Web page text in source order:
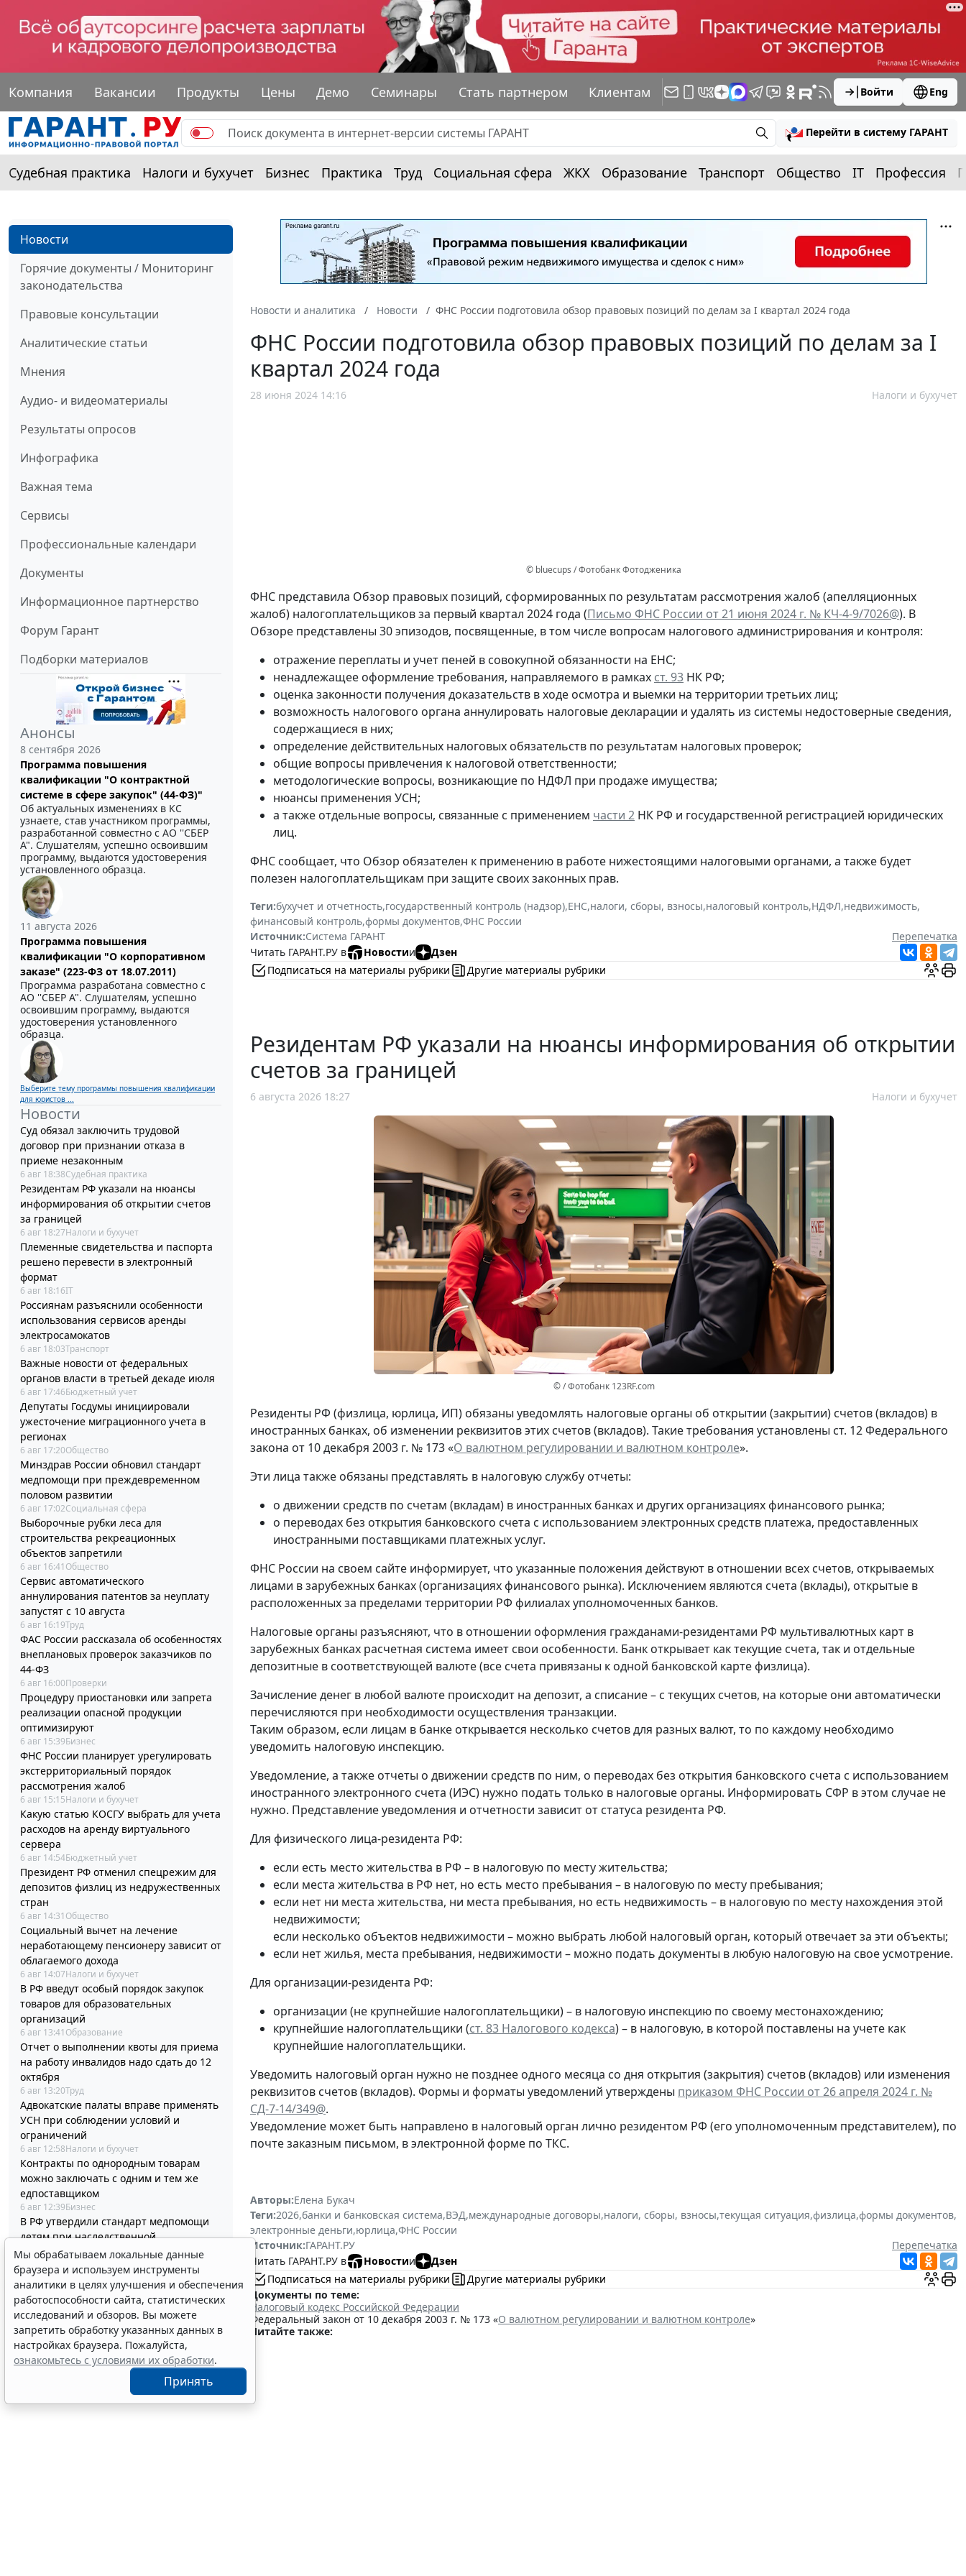
Компания Вакансии Продукты Цены Демо Семинары Стать партнером Клиентам Войти Eng
Перейти в систему ГАРАНТ
Судебная практика Налоги и бухучет Бизнес Практика Труд Социальная сфера ЖКХ Образование Транспорт Общество IT Профессия
Новости
Горячие документы / Мониторинг
законодательства
Правовые консультации
Аналитические статьи
Мнения
Аудио- и видеоматериалы
Результаты опросов
Инфографика
Важная тема
Сервисы
Профессиональные календари
Документы
Информационное партнерство
Форум Гарант
Подборки материалов
Анонсы
8 сентября 2026
Программа повышения
квалификации "О контрактной
системе в сфере закупок" (44-ФЗ)"
Об актуальных изменениях в КС
узнаете, став участником программы,
разработанной совместно с АО ''СБЕР
А". Слушателям, успешно освоившим
программу, выдаются удостоверения
установленного образца.
11 августа 2026
Программа повышения
квалификации "О корпоративном
заказе" (223-ФЗ от 18.07.2011)
Программа разработана совместно с
АО ''СБЕР А". Слушателям, успешно
освоившим программу, выдаются
удостоверения установленного
образца.
Выберите тему программы повышения квалификации
для юристов ...
Новости
Суд обязал заключить трудовой
договор при признании отказа в
приеме незаконным
6 авг 18:38Судебная практика
Резидентам РФ указали на нюансы
информирования об открытии счетов
за границей
6 авг 18:27Налоги и бухучет
Племенные свидетельства и паспорта
решено перевести в электронный
формат
6 авг 18:16IT
Россиянам разъяснили особенности
использования сервисов аренды
электросамокатов
6 авг 18:03Транспорт
Важные новости от федеральных
органов власти в третьей декаде июля
6 авг 17:46Бюджетный учет
Депутаты Госдумы инициировали
ужесточение миграционного учета в
регионах
6 авг 17:20Общество
Минздрав России обновил стандарт
медпомощи при преждевременном
половом развитии
6 авг 17:02Социальная сфера
Выборочные рубки леса для
строительства рекреационных
объектов запретили
6 авг 16:41 Общество
Сервис автоматического
аннулирования патентов за неуплату
запустят с 10 августа
6 авг 16:19Труд
ФАС России рассказала об особенностях
внеплановых проверок заказчиков по
44-ФЗ
6 авг 16:00Проверки
Процедуру приостановки или запрета
реализации опасной продукции
оптимизируют
6 авг 15:39Бизнес
ФНС России планирует урегулировать
экстерриториальный порядок
рассмотрения жалоб
6 авг 15:15Налоги и бухучет
Какую статью КОСГУ выбрать для учета
расходов на аренду виртуального
сервера
6 авг 14:54Бюджетный учет
Президент РФ отменил спецрежим для
депозитов физлиц из недружественных
стран
6 авг 14:31 Общество
Социальный вычет на лечение
неработающему пенсионеру зависит от
облагаемого дохода
6 авг 14:07Налоги и бухучет
В РФ введут особый порядок закупок
товаров для образовательных
организаций
6 авг 13:41 Образование
Отчет о выполнении квоты для приема
на работу инвалидов надо сдать до 12
октября
6 авг 13:20Труд
Адвокатские палаты вправе применять
УСН при соблюдении условий и
ограничений
6 авг 12:58Налоги и бухучет
Контракты по однородным товарам
можно заключать с одним и тем же
едпоставщиком
6 авг 12:39Бизнес
В РФ утвердили стандарт медпомощи
детям при наследственной
тирозинемии 1 типа
6 авг 12:10Социальная сфера
Новости и аналитика Новости ФНС России подготовила обзор правовых позиций по делам за I квартал 2024 года
ФНС России подготовила обзор правовых позиций по делам за I
квартал 2024 года
28 июня 2024 14:16 Налоги и бухучет
© bluecups / Фотобанк Фотодженика
ФНС представила Обзор правовых позиций, сформированных по результатам рассмотрения жалоб (апелляционных
жалоб) налогоплательщиков за первый квартал 2024 года (Письмо ФНС России от 21 июня 2024 г. № КЧ-4-9/7026@). В
Обзоре представлены 30 эпизодов, посвященные, в том числе вопросам налогового администрирования и контроля:
отражение переплаты и учет пеней в совокупной обязанности на ЕНС;
ненадлежащее оформление требования, направляемого в рамках ст. 93 НК РФ;
оценка законности получения доказательств в ходе осмотра и выемки на территории третьих лиц;
возможность налогового органа аннулировать налоговые декларации и удалять из системы недостоверные сведения,
содержащиеся в них;
определение действительных налоговых обязательств по результатам налоговых проверок;
общие вопросы привлечения к налоговой ответственности;
методологические вопросы, возникающие по НДФЛ при продаже имущества;
нюансы применения УСН;
а также отдельные вопросы, связанные с применением части 2 НК РФ и государственной регистрацией юридических
лиц.
ФНС сообщает, что Обзор обязателен к применению в работе нижестоящими налоговыми органами, а также будет
полезен налогоплательщикам при защите своих законных прав.
Теги:бухучет и отчетность,государственный контроль (надзор),ЕНС,налоги, сборы, взносы,налоговый контроль,НДФЛ,недвижимость,
финансовый контроль,формы документов,ФНС России
Источник:Система ГАРАНТ
Перепечатка
Читать ГАРАНТ.РУ в
Новостии
Дзен
Подписаться на материалы рубрики
Другие материалы рубрики
Резидентам РФ указали на нюансы информирования об открытии
счетов за границей
6 августа 2026 18:27 Налоги и бухучет
© / Фотобанк 123RF.com
Резиденты РФ (физлица, юрлица, ИП) обязаны уведомлять налоговые органы об открытии (закрытии) счетов (вкладов) в
иностранных банках, об изменении реквизитов этих счетов (вкладов). Такие требования установлены ст. 12 Федерального
закона от 10 декабря 2003 г. № 173 «О валютном регулировании и валютном контроле».
Эти лица также обязаны представлять в налоговую службу отчеты:
о движении средств по счетам (вкладам) в иностранных банках и других организациях финансового рынка;
о переводах без открытия банковского счета с использованием электронных средств платежа, предоставленных
иностранными поставщиками платежных услуг.
ФНС России на своем сайте информирует, что указанные положения действуют в отношении всех счетов, открываемых
лицами в зарубежных банках (организациях финансового рынка). Исключением являются счета (вклады), открытые в
расположенных за пределами территории РФ филиалах уполномоченных банков.
Налоговые органы разъясняют, что в отношении оформления гражданами-резидентами РФ мультивалютных карт в
зарубежных банках расчетная система имеет свои особенности. Банк открывает как текущие счета, так и отдельные
депозитные в соответствующей валюте (все счета привязаны к одной банковской карте физлица).
Зачисление денег в любой валюте происходит на депозит, а списание – с текущих счетов, на которые они автоматически
перечисляются при необходимости осуществления транзакции.
Таким образом, если лицам в банке открывается несколько счетов для разных валют, то по каждому необходимо
уведомить налоговую инспекцию.
Уведомление, а также отчеты о движении средств по ним, о переводах без открытия банковского счета с использованием
иностранного электронного счета (ИЭС) нужно подать только в налоговые органы. Информировать СФР в этом случае не
нужно. Представление уведомления и отчетности зависит от статуса резидента РФ.
Для физического лица-резидента РФ:
если есть место жительства в РФ – в налоговую по месту жительства;
если места жительства в РФ нет, но есть место пребывания – в налоговую по месту пребывания;
если нет ни места жительства, ни места пребывания, но есть недвижимость – в налоговую по месту нахождения этой
недвижимости;
если несколько объектов недвижимости – можно выбрать любой налоговый орган, который отвечает за эти объекты;
если нет жилья, места пребывания, недвижимости – можно подать документы в любую налоговую на свое усмотрение.
Для организации-резидента РФ:
организации (не крупнейшие налогоплательщики) – в налоговую инспекцию по своему местонахождению;
крупнейшие налогоплательщики (ст. 83 Налогового кодекса) – в налоговую, в которой поставлены на учете как
крупнейшие налогоплательщики.
Уведомить налоговый орган нужно не позднее одного месяца со дня открытия (закрытия) счетов (вкладов) или изменения
реквизитов счетов (вкладов). Формы и форматы уведомлений утверждены приказом ФНС России от 26 апреля 2024 г. №
СД-7-14/349@.
Уведомление может быть направлено в налоговый орган лично резидентом РФ (его уполномоченным представителем), по
почте заказным письмом, в электронной форме по ТКС.
Авторы:Елена Букач
Теги:2026,банки и банковская система,ВЭД,международные договоры,налоги, сборы, взносы,текущая ситуация,физлица,формы документов,
электронные деньги,юрлица,ФНС России
Источник:ГАРАНТ.РУ
Перепечатка
Читать ГАРАНТ.РУ в
Новостии
Дзен
Подписаться на материалы рубрики
Другие материалы рубрики
Документы по теме:
Налоговый кодекс Российской Федерации
Федеральный закон от 10 декабря 2003 г. № 173 «О валютном регулировании и валютном контроле»
Читайте также:
Мы обрабатываем локальные данные
браузера и используем инструменты
аналитики в целях улучшения и обеспечения
работоспособности сайта, статистических
исследований и обзоров. Вы можете
запретить обработку указанных данных в
настройках браузера. Пожалуйста,
ознакомьтесь с условиями их обработки.
Принять